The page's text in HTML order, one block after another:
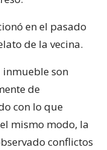
en el pasado
de la vecina.
inmueble son
de
con lo que
mismo modo, la
conflictos